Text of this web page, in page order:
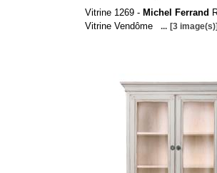
Vitrine 1269 - Michel Ferrand
Vitrine Vendôme
... [3 image(s)]